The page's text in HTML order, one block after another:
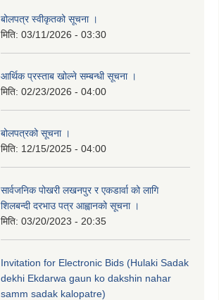
बोलपत्र स्वीकृतको सूचना ।
मिति: 03/11/2026 - 03:30
आर्थिक प्रस्ताब खोल्ने सम्बन्धी सूचना ।
मिति: 02/23/2026 - 04:00
बोलपत्रको सूचना ।
मिति: 12/15/2025 - 04:00
सार्वजनिक पोखरी लखनपुर र एकडार्वा को लागि
शिलबन्दी दरभाउ पत्र आह्वानको सूचना ।
मिति: 03/20/2023 - 20:35
Invitation for Electronic Bids (Hulaki Sadak
dekhi Ekdarwa gaun ko dakshin nahar
samm sadak kalopatre)